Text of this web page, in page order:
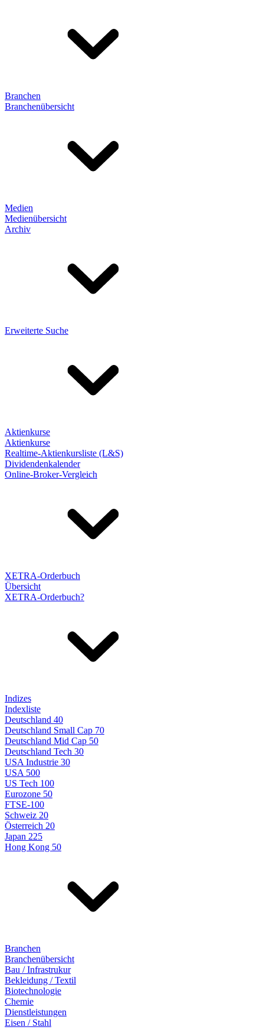
Branchen
Branchenübersicht
Medien
Medienübersicht
Archiv
Erweiterte Suche
Aktienkurse
Aktienkurse
Realtime-Aktienkursliste (L&S)
Dividendenkalender
Online-Broker-Vergleich
XETRA-Orderbuch
Übersicht
XETRA-Orderbuch?
Indizes
Indexliste
Deutschland 40
Deutschland Small Cap 70
Deutschland Mid Cap 50
Deutschland Tech 30
USA Industrie 30
USA 500
US Tech 100
Eurozone 50
FTSE-100
Schweiz 20
Österreich 20
Japan 225
Hong Kong 50
Branchen
Branchenübersicht
Bau / Infrastrukur
Bekleidung / Textil
Biotechnologie
Chemie
Dienstleistungen
Eisen / Stahl